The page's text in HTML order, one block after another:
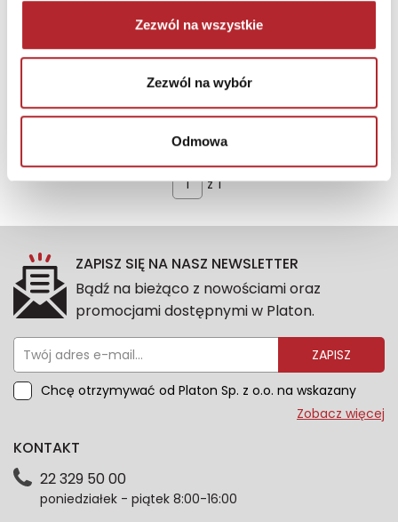
Zezwól na wszystkie
Zezwól na wybór
Odmowa
(brutto):
165,55zł
Zaloguj się, żeby kupić
z 1
ZAPISZ SIĘ NA NASZ NEWSLETTER
Bądź na bieżąco z nowościami oraz
promocjami dostępnymi w Platon.
ZAPISZ
Chcę otrzymywać od Platon Sp. z o.o. na wskazany
przeze mnie adres e-mail informacje marketingowe
dotyczące danych osobowych znajdziesz w naszej
każdym czasie. Wycofanie zgody nie wpłynie na
zgodność z prawem przetwarzania dokonanego przed
Zobacz więcej
KONTAKT
22 329 50 00
poniedziałek - piątek 8:00-16:00